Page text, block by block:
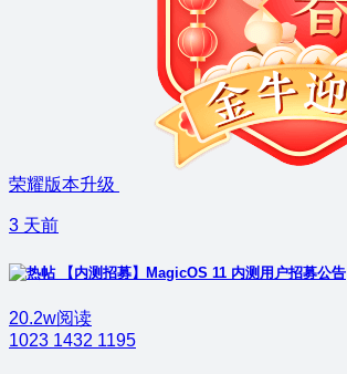
荣耀版本升级
3 天前
【内测招募】MagicOS 11 内测用户招募公告
20.2w阅读
1023 1432 1195